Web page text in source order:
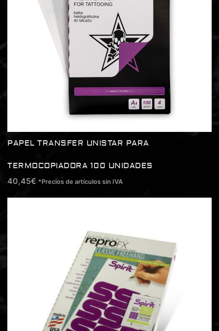
PAPEL TRANSFER UNISTAR PARA
TERMOCOPIADORA 100 UNIDADES
40,45€ *Precios de artículos sin IVA